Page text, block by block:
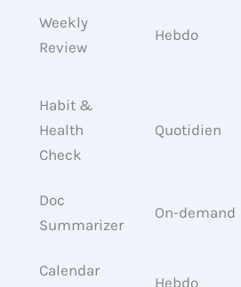
Weekly
Review
Hebdo
Habit &
Health
Check
Quotidien
Doc
Summarizer
On-demand
Calendar
Hebdo